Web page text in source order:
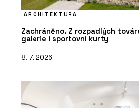
ARCHITEKTURA
Zachráněno. Z rozpadlých
galerie i sportovní kurty
8. 7. 2026